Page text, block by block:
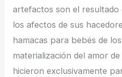
artefactos son el
los afectos de sus
hamacas para bebés de
materialización del amor
hicieron exclusivamente